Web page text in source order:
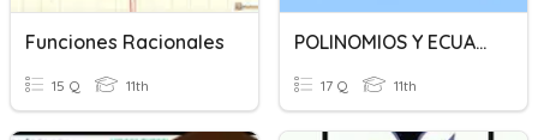
Funciones Racionales
15 Q 11th
POLINOMIOS Y ECUACIONES
17 Q 11th